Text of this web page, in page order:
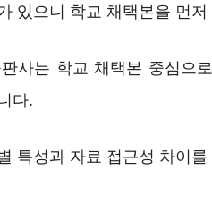
있으니 학교 채택본을 먼
사는 학교 채택본 중심으
다.
특성과 자료 접근성 차이